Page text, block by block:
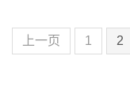
上一页 1 2